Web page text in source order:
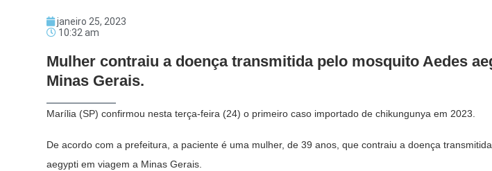
janeiro 25, 2023
10:32 am
Mulher contraiu a doença transmitida pelo mosquito Aedes
Minas Gerais.
Marília (SP) confirmou nesta terça-feira (24) o primeiro caso importado de chikungunya em 2023.
De acordo com a prefeitura, a paciente é uma mulher, de 39 anos, que contraiu a doença
aegypti em viagem a Minas Gerais.